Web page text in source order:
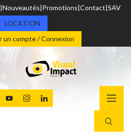
Nouveautés Promotions Contact SAV
LOCATION
un compte / Connexion